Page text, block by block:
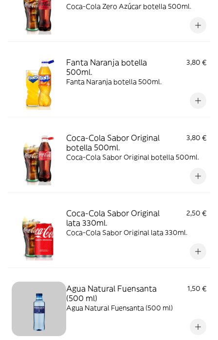
Coca-Cola Zero Azúcar botella 500ml.
Fanta Naranja botella
500ml.
3,80 €
Fanta Naranja botella 500ml.
Coca-Cola Sabor Original
botella 500ml.
3,80 €
Coca-Cola Sabor Original botella 500ml.
Coca-Cola Sabor Original
lata 330ml.
2,50 €
Coca-Cola Sabor Original lata 330ml.
Agua Natural Fuensanta
(500 ml)
1,50 €
Agua Natural Fuensanta (500 ml)